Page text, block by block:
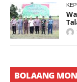
BOLAANG